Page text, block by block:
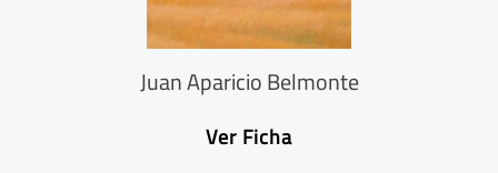
Juan Aparicio Belmonte
Ver Ficha